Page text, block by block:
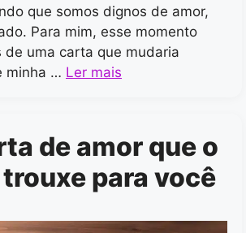
que somos dignos de amor,
Para mim, esse momento
de uma carta que mudaria
minha … Ler mais
de amor que o
para você